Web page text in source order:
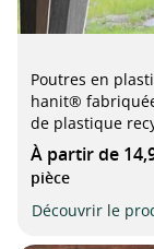
Poutres en
hanit®
de plastique
À partir de
pièce
Découvrir le